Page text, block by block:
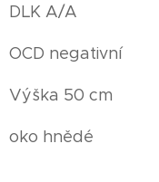
DLK A/A
OCD negativní
Výška 50 cm
oko hnědé